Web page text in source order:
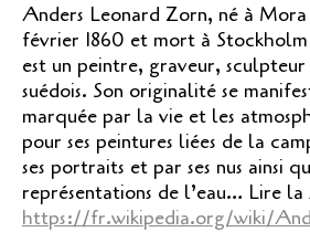
Anders Leonard Zorn, né à Mora
février 1860 et mort à Stockholm
est un peintre, graveur,
suédois. Son originalité se
marquée par la vie et les
pour ses peintures liées de la
ses portraits et par ses nus ainsi
représentations de l’eau… Lire la
https://fr.wikipedia.org/wiki/